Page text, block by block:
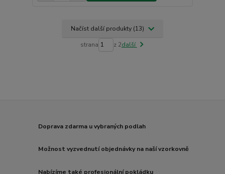
Načíst další produkty (13)
strana z 2další
Doprava zdarma u vybraných podlah
Možnost vyzvednutí objednávky na naší vzorkovně
Nabízíme také profesionální pokládku